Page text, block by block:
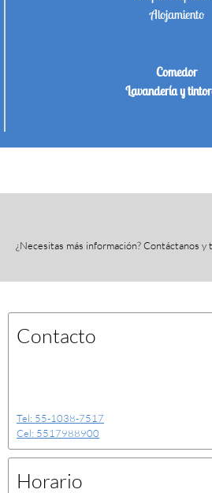
Alojamiento
Comedor
Lavandería y
¿Necesitas más información? Contáctanos
Contacto
Tel: 55-1038-7517
Cel: 5517988900
Horario